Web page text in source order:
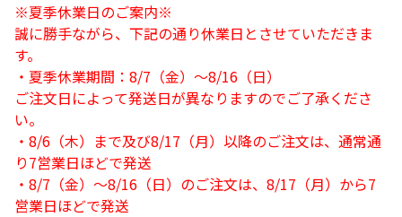
※夏季休業日のご案内※
誠に勝手ながら、下記の通り休業日とさせていただきま
す。
・夏季休業期間：8/7（金）～8/16（日）
ご注文日によって発送日が異なりますのでご了承くださ
い。
・8/6（木）まで及び8/17（月）以降のご注文は、通常通
り7営業日ほどで発送
・8/7（金）～8/16（日）のご注文は、8/17（月）から7
営業日ほどで発送